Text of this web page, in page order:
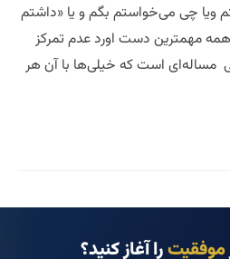
ویا چی می‌خواستم بگم و یا «داشتم
مهمترین دست اورد عدم تمرکز
مساله‌ای است که خیلی‌ها با آن هر
موفقیترا آغاز کنید؟